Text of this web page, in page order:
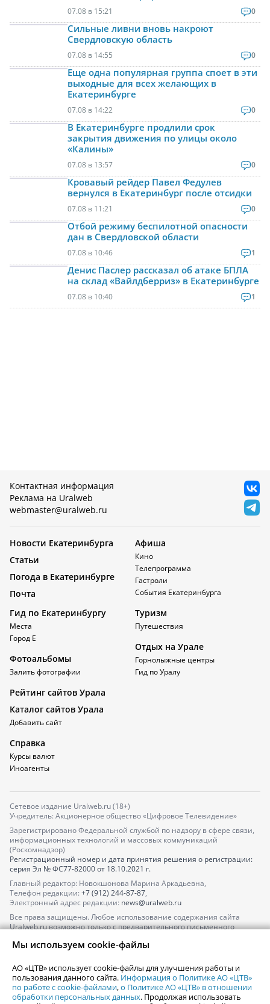
07.08 в 15:21 0
Сильные ливни вновь накроют
Свердловскую область
07.08 в 14:55 0
Еще одна популярная группа споет в эти
выходные для всех желающих в
Екатеринбурге
07.08 в 14:22 0
В Екатеринбурге продлили срок
закрытия движения по улицы около
«Калины»
07.08 в 13:57 0
Кровавый рейдер Павел Федулев
вернулся в Екатеринбург после отсидки
07.08 в 11:21 0
Отбой режиму беспилотной опасности
дан в Свердловской области
07.08 в 10:46 1
Денис Паслер рассказал об атаке БПЛА
на склад «Вайлдберриз» в Екатеринбурге
07.08 в 10:40 1
Контактная информация
Реклама на Uralweb
webmaster@uralweb.ru
Новости Екатеринбурга
Статьи
Погода в Екатеринбурге
Почта
Афиша
Кино
Телепрограмма
Гастроли
События Екатеринбурга
Гид по Екатеринбургу
Места
Город Е
Фотоальбомы
Залить фотографии
Туризм
Путешествия
Отдых на Урале
Горнолыжные центры
Гид по Уралу
Рейтинг сайтов Урала
Каталог сайтов Урала
Добавить сайт
Справка
Курсы валют
Иноагенты
Сетевое издание Uralweb.ru (18+)
Учредитель: Акционерное общество «Цифровое Телевидение»
Зарегистрировано Федеральной службой по надзору в сфере связи,
информационных технологий и массовых коммуникаций
(Роскомнадзор)
Регистрационный номер и дата принятия решения о регистрации:
серия Эл № ФС77-82000от 18.10.2021 г.
Главный редактор: Новокшонова Марина Аркадьевна,
Телефон редакции: +7 (912) 244-87-87,
Электронный адрес редакции: news@uralweb.ru
Все права защищены. Любое использование содержания сайта
Uralweb.ru возможно только с предварительного письменного
По вопросам размещения рекламы обращайтесь по тел.
По вопросам размещения информации в разделе «Афиша»
afisha@uralweb.ru
Пользовательское соглашение на использование сайта
Мы используем cookie-файлы
АО «ЦТВ» использует cookie-файлы для улучшения работы и
пользования данного сайта. Информация о Политике АО «ЦТВ»
по работе с cookie-файлами,о Политике АО «ЦТВ» в отношении
обработки персональных данных. Продолжая использовать